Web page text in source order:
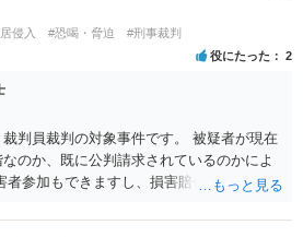
侵入 #恐喝・脅迫 #刑事裁判
役にたった 2
判員裁判の対象事件です。 被疑者が現在
のか、既に公判請求されているのかによ
者参加もできますし、損害賠償命令制度も
債務名義を取得できるの、まずは刑事和